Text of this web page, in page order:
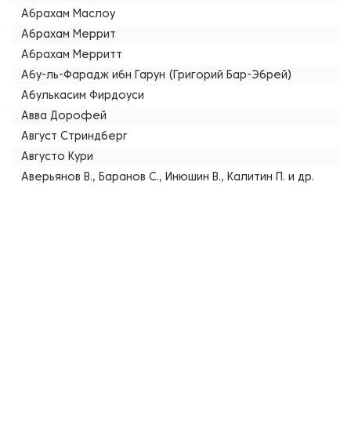
Абрахам Маслоу
Абрахам Меррит
Абрахам Мерритт
Абу-ль-Фарадж ибн Гарун (Григорий Бар-Эбрей)
Абулькасим Фирдоуси
Авва Дорофей
Август Стриндберг
Августо Кури
Аверьянов В., Баранов С., Инюшин В., Калитин П. и др.